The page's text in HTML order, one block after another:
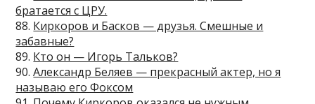
братается с ЦРУ.
88. Киркоров и Басков — друзья. Смешные и
забавные?
89. Кто он — Игорь Тальков?
90.Александр Беляев — прекрасный актер, но я
называю его Фоксом